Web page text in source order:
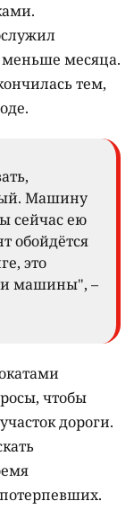
месяца.
тем,
Машину
сейчас ею
обойдётся
это
машины", –
чтобы
дороги.